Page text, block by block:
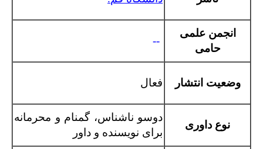
انجمن علمی
حامی
--
وضعیت انتشار فعال
نوع داوری
دوسو ناشناس، گمنام و محرمانه
برای نویسنده و داور